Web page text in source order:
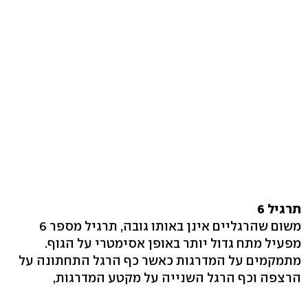
תרגיל 6
משום שהרגליים אינן באותו גובה, תרגיל מספר 6
מפעיל מתח גדול יותר באופן אסימטרי על הגוף.
מתמקמים על המדרגות כאשר כף הרגל התחתונה על
הרצפה וכף הרגל השנייה על מקטע המדרגות,